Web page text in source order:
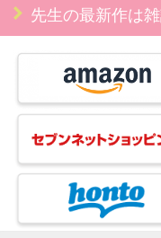
先生の最新作は